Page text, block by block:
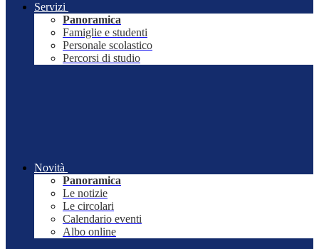
Servizi
Panoramica
Famiglie e studenti
Personale scolastico
Percorsi di studio
Novità
Panoramica
Le notizie
Le circolari
Calendario eventi
Albo online